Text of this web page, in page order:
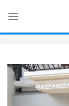
content